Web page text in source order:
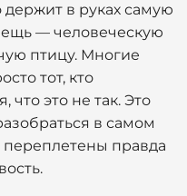
держит в руках самую
— человеческую
птицу. Многие
тот, кто
что это не так. Это
в самом
переплетены правда